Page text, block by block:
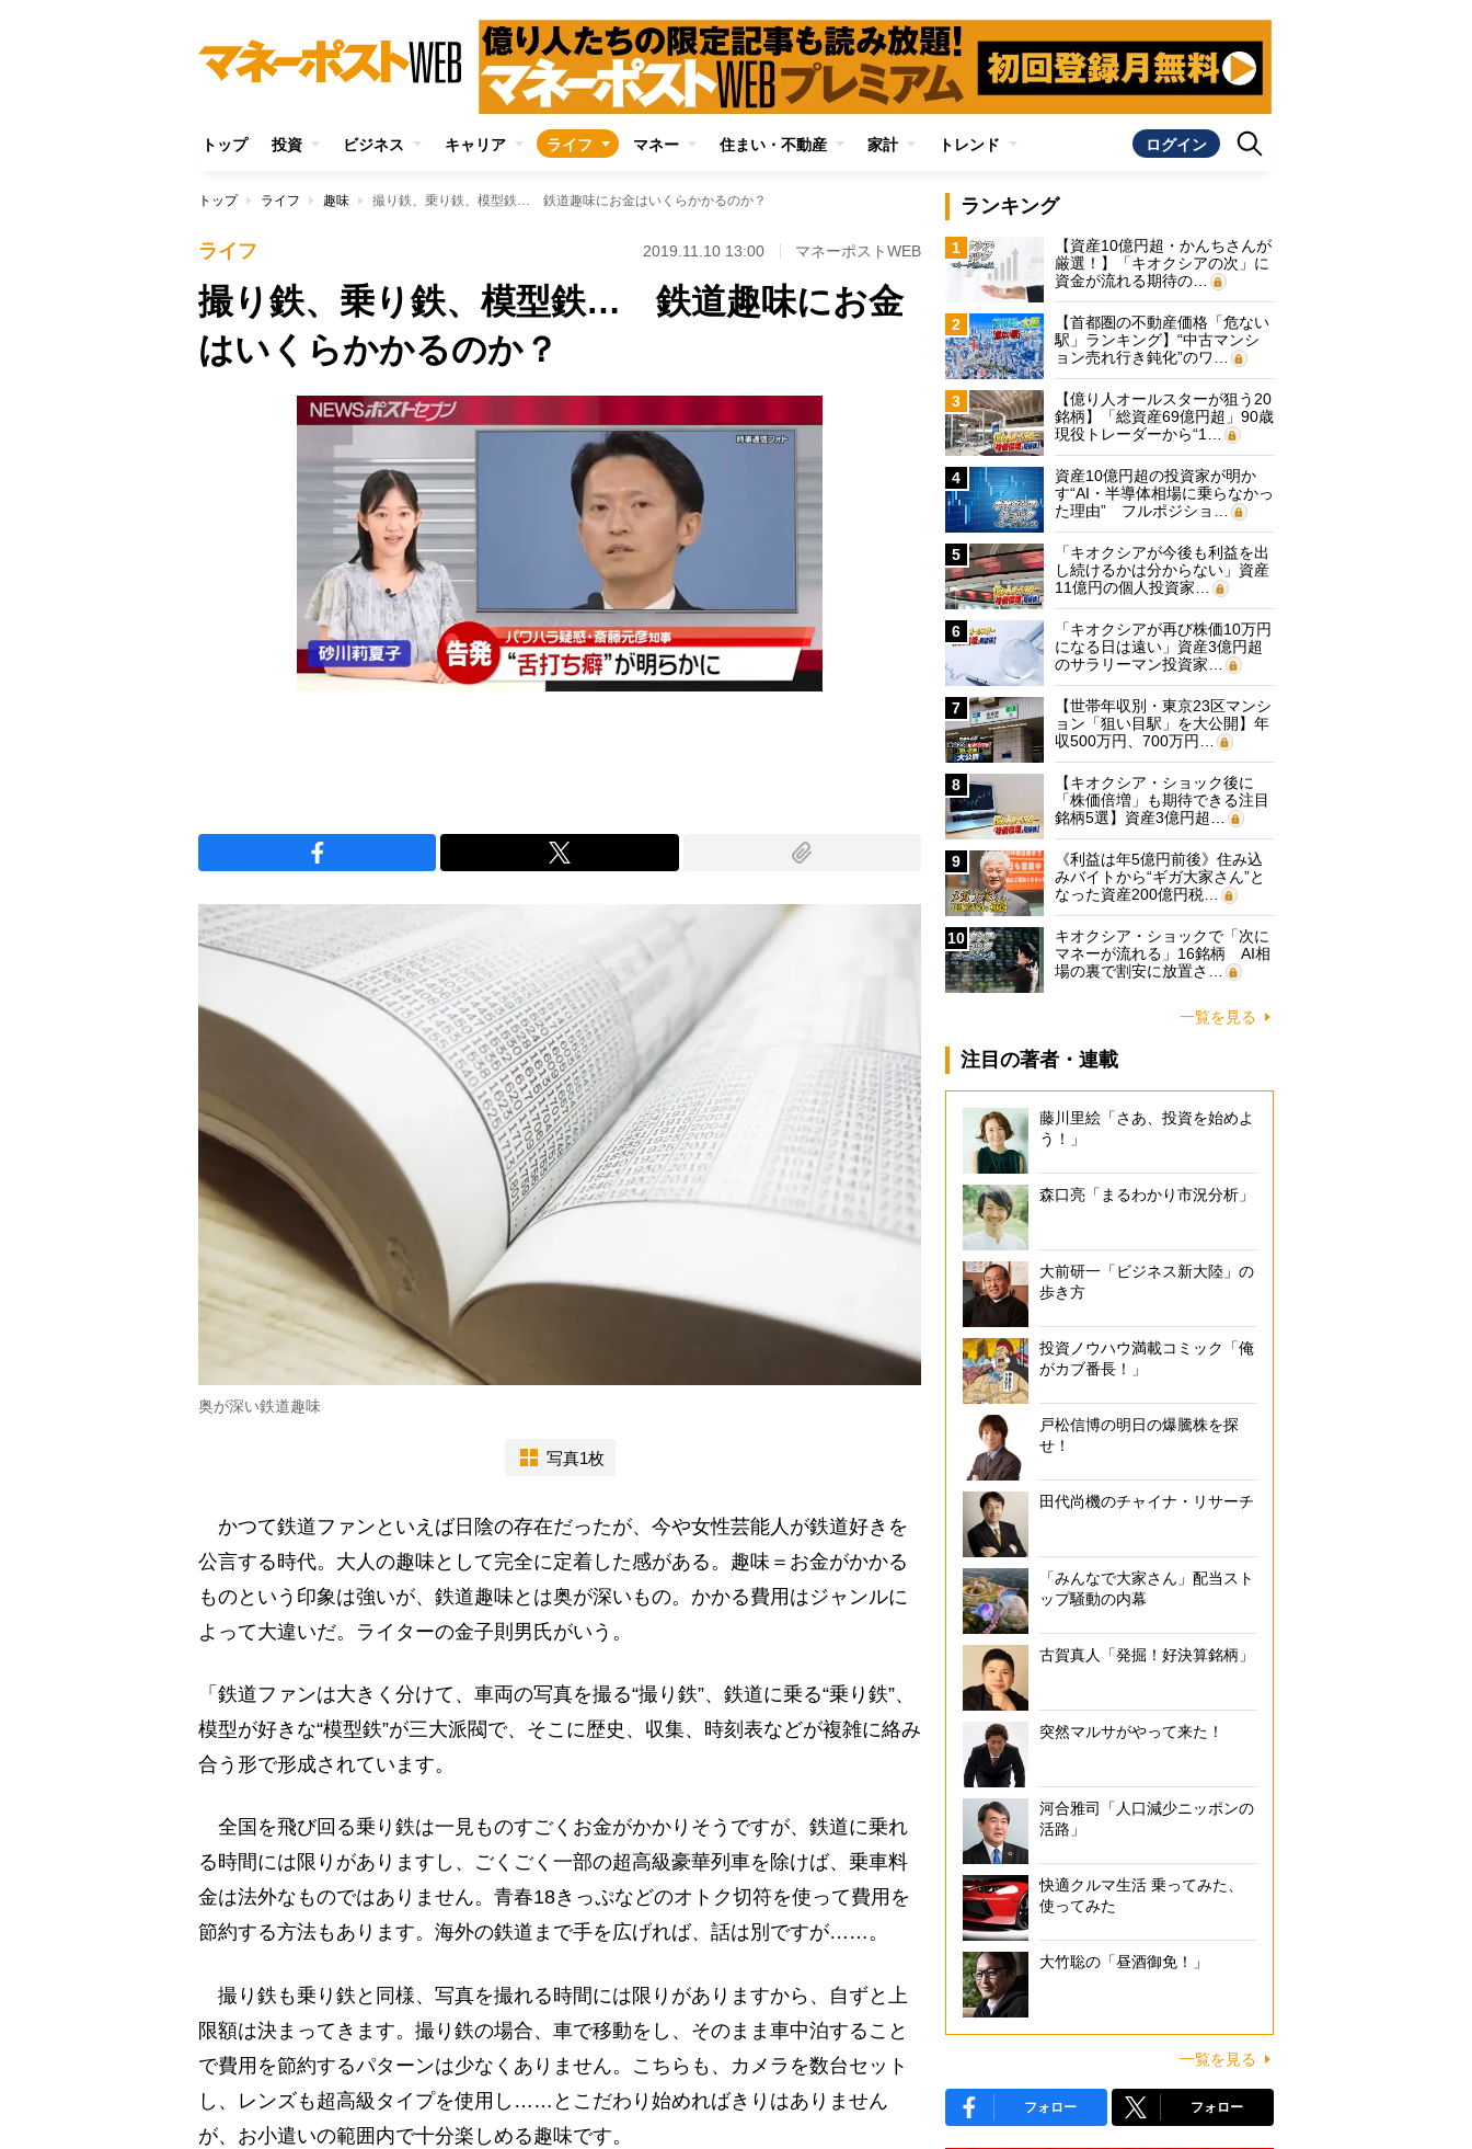
トップ 投資 ビジネス キャリア ライフ マネー 住まい・不動産 家計 トレンド ログイン
トップ ライフ 趣味 撮り鉄、乗り鉄、模型鉄… 鉄道趣味にお金はいくらかかるのか？
ライフ 2019.11.10 13:00 マネーポストWEB
撮り鉄、乗り鉄、模型鉄… 鉄道趣味にお金
はいくらかかるのか？
奥が深い鉄道趣味
写真1枚
かつて鉄道ファンといえば日陰の存在だったが、今や女性芸能人が鉄道好きを
公言する時代。大人の趣味として完全に定着した感がある。趣味＝お金がかかる
ものという印象は強いが、鉄道趣味とは奥が深いもの。かかる費用はジャンルに
よって大違いだ。ライターの金子則男氏がいう。
「鉄道ファンは大きく分けて、車両の写真を撮る“撮り鉄”、鉄道に乗る“乗り鉄”、
模型が好きな“模型鉄”が三大派閥で、そこに歴史、収集、時刻表などが複雑に絡み
合う形で形成されています。
全国を飛び回る乗り鉄は一見ものすごくお金がかかりそうですが、鉄道に乗れ
る時間には限りがありますし、ごくごく一部の超高級豪華列車を除けば、乗車料
金は法外なものではありません。青春18きっぷなどのオトク切符を使って費用を
節約する方法もあります。海外の鉄道まで手を広げれば、話は別ですが……。
撮り鉄も乗り鉄と同様、写真を撮れる時間には限りがありますから、自ずと上
限額は決まってきます。撮り鉄の場合、車で移動をし、そのまま車中泊すること
で費用を節約するパターンは少なくありません。こちらも、カメラを数台セット
し、レンズも超高級タイプを使用し……とこだわり始めればきりはありません
が、お小遣いの範囲内で十分楽しめる趣味です。
ランキング
1
【資産10億円超・かんちさんが
厳選！】「キオクシアの次」に
資金が流れる期待の…
2
【首都圏の不動産価格「危ない
駅」ランキング】“中古マンシ
ョン売れ行き鈍化”のワ…
3
【億り人オールスターが狙う20
銘柄】「総資産69億円超」90歳
現役トレーダーから“1…
4
資産10億円超の投資家が明か
す“AI・半導体相場に乗らなかっ
た理由” フルポジショ…
5
「キオクシアが今後も利益を出
し続けるかは分からない」資産
11億円の個人投資家…
6
「キオクシアが再び株価10万円
になる日は遠い」資産3億円超
のサラリーマン投資家…
7
【世帯年収別・東京23区マンシ
ョン「狙い目駅」を大公開】年
収500万円、700万円…
8
【キオクシア・ショック後に
「株価倍増」も期待できる注目
銘柄5選】資産3億円超…
9
《利益は年5億円前後》住み込
みバイトから“ギガ大家さん”と
なった資産200億円税…
10
キオクシア・ショックで「次に
マネーが流れる」16銘柄 AI相
場の裏で割安に放置さ…
一覧を見る
注目の著者・連載
藤川里絵「さあ、投資を始めよ
う！」
森口亮「まるわかり市況分析」
大前研一「ビジネス新大陸」の
歩き方
投資ノウハウ満載コミック「俺
がカブ番長！」
戸松信博の明日の爆騰株を探
せ！
田代尚機のチャイナ・リサーチ
「みんなで大家さん」配当スト
ップ騒動の内幕
古賀真人「発掘！好決算銘柄」
突然マルサがやって来た！
河合雅司「人口減少ニッポンの
活路」
快適クルマ生活 乗ってみた、
使ってみた
大竹聡の「昼酒御免！」
一覧を見る
フォロー フォロー